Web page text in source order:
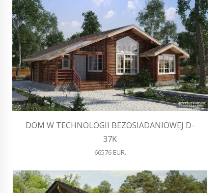
DOM W TECHNOLOGII BEZOSIADANIOWEJ D-
37K
66576 EUR.